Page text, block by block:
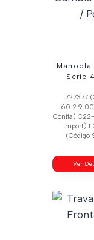
Manopla
Serie
1727377
Confia)
Import)
(Código
Ver